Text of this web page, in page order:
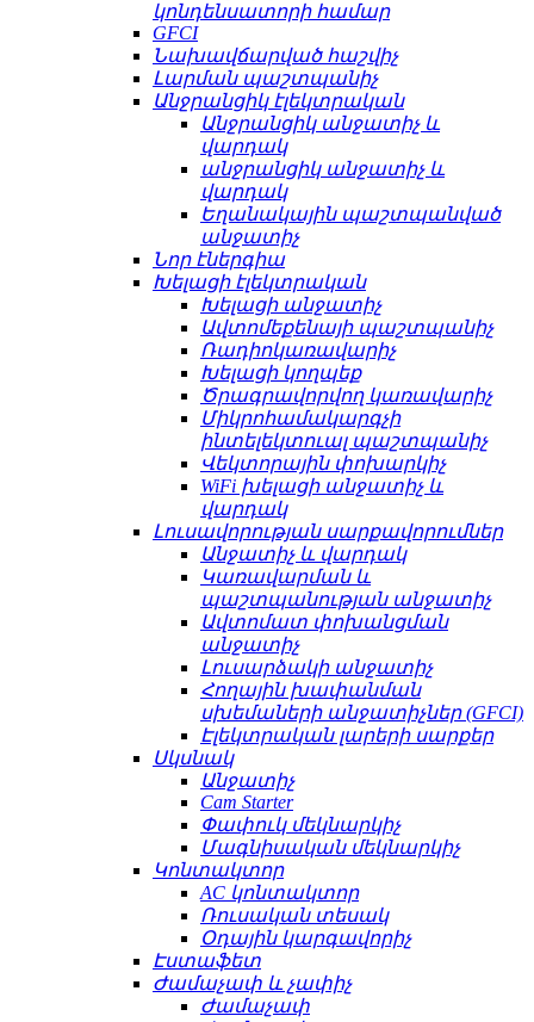
կոնդենսատորի համար
GFCI
Նախավճարված հաշվիչ
Լարման պաշտպանիչ
Անջրանցիկ էլեկտրական
Անջրանցիկ անջատիչ և
վարդակ
անջրանցիկ անջատիչ և
վարդակ
Եղանակային պաշտպանված
անջատիչ
Նոր էներգիա
Խելացի էլեկտրական
Խելացի անջատիչ
Ավտոմեքենայի պաշտպանիչ
Ռադիոկառավարիչ
Խելացի կողպեք
Ծրագրավորվող կառավարիչ
Միկրոհամակարգչի
ինտելեկտուալ պաշտպանիչ
Վեկտորային փոխարկիչ
WiFi խելացի անջատիչ և
վարդակ
Լուսավորության սարքավորումներ
Անջատիչ և վարդակ
Կառավարման և
պաշտպանության անջատիչ
Ավտոմատ փոխանցման
անջատիչ
Լուսարձակի անջատիչ
Հողային խափանման
սխեմաների անջատիչներ (GFCI)
Էլեկտրական լարերի սարքեր
Սկսնակ
Անջատիչ
Cam Starter
Փափուկ մեկնարկիչ
Մագնիսական մեկնարկիչ
Կոնտակտոր
AC կոնտակտոր
Ռուսական տեսակ
Օդային կարգավորիչ
Էստաֆետ
Ժամաչափ և չափիչ
Ժամաչափ